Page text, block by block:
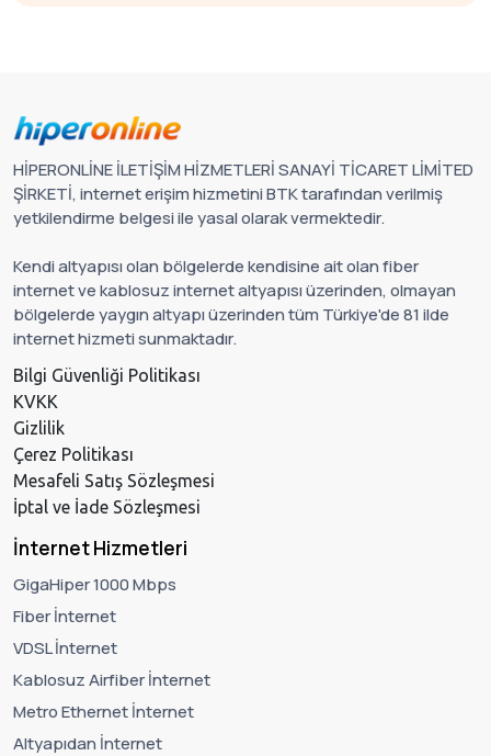
HİPERONLİNE İLETİŞİM HİZMETLERİ SANAYİ TİCARET LİMİTED
ŞİRKETİ, internet erişim hizmetini BTK tarafından verilmiş
yetkilendirme belgesi ile yasal olarak vermektedir.
Kendi altyapısı olan bölgelerde kendisine ait olan fiber
internet ve kablosuz internet altyapısı üzerinden, olmayan
bölgelerde yaygın altyapı üzerinden tüm Türkiye'de 81 ilde
internet hizmeti sunmaktadır.
Bilgi Güvenliği Politikası
KVKK
Gizlilik
Çerez Politikası
Mesafeli Satış Sözleşmesi
İptal ve İade Sözleşmesi
İnternet Hizmetleri
GigaHiper 1000 Mbps
Fiber İnternet
VDSL İnternet
Kablosuz Airfiber İnternet
Metro Ethernet İnternet
Altyapıdan İnternet